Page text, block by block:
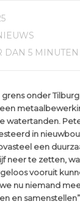
DAN 5 MINUTEN
onder
watertanden.
in
een
neer te zetten,
vooruit
nu niemand
en